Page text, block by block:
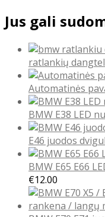
Jus gali
ratlankių
Automatinės
BMW E38 LED
E46 juodos
BMW E65 E66
€12.00